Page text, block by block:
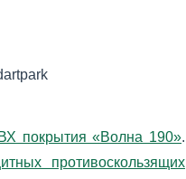
покрытия «Волна 190».
противоскользящих